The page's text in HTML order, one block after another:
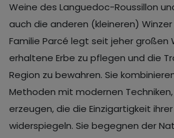
Weine des Languedoc-Roussillon
auch die anderen (kleineren) Winzer
Familie Parcé legt seit jeher großen
erhaltene Erbe zu pflegen und die
Region zu bewahren. Sie
Methoden mit modernen
erzeugen, die die Einzigartigkeit
widerspiegeln. Sie begegnen der